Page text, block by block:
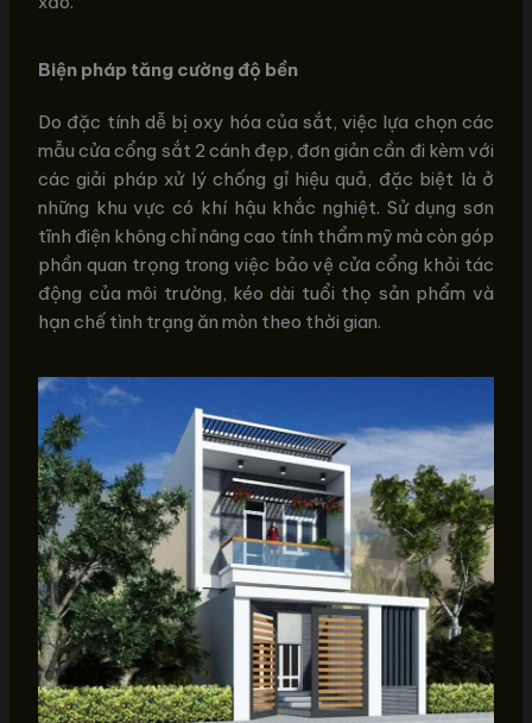
Biện pháp tăng cường độ bền
Do đặc tính dễ bị oxy hóa của sắt, việc lựa chọn các
mẫu cửa cổng sắt 2 cánh đẹp, đơn giản cần đi kèm với
các giải pháp xử lý chống gỉ hiệu quả, đặc biệt là ở
những khu vực có khí hậu khắc nghiệt. Sử dụng sơn
tĩnh điện không chỉ nâng cao tính thẩm mỹ mà còn góp
phần quan trọng trong việc bảo vệ cửa cổng khỏi tác
động của môi trường, kéo dài tuổi thọ sản phẩm và
hạn chế tình trạng ăn mòn theo thời gian.